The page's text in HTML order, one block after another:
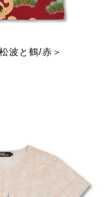
波と鶴/赤＞